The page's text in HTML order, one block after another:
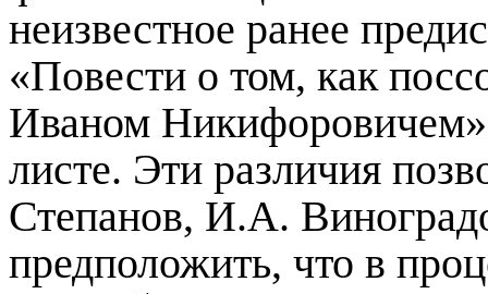
неизвестное ранее
«Повести о том, как
Иваном
листе. Эти различия
Степанов, И.А.
предположить, что в